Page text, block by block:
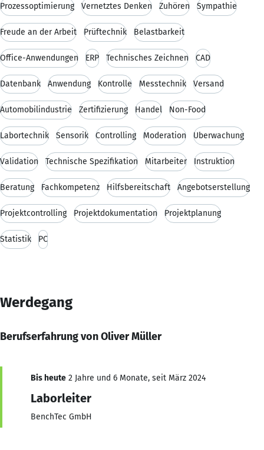
Prozessoptimierung Vernetztes Denken Zuhören Sympathie
Freude an der Arbeit Prüftechnik Belastbarkeit
Office-Anwendungen ERP Technisches Zeichnen CAD
Datenbank Anwendung Kontrolle Messtechnik Versand
Automobilindustrie Zertifizierung Handel Non-Food
Labortechnik Sensorik Controlling Moderation Überwachung
Validation Technische Spezifikation Mitarbeiter Instruktion
Beratung Fachkompetenz Hilfsbereitschaft Angebotserstellung
Projektcontrolling Projektdokumentation Projektplanung
Statistik PC
Werdegang
Berufserfahrung von Oliver Müller
Bis heute 2 Jahre und 6 Monate, seit März 2024
Laborleiter
BenchTec GmbH